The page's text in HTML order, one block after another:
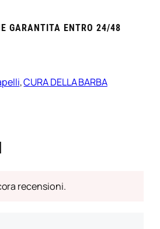
GARANTITA ENTRO 24/48
, CURA DELLA BARBA
recensioni.